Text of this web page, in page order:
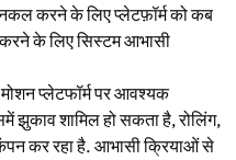
करने के लिए प्लेटफ़ॉर्म को कब
करने के लिए सिस्टम आभासी
प्लेटफॉर्म पर आवश्यक
झुकाव शामिल हो सकता है, रोलिंग,
कर रहा है. आभासी क्रियाओं से